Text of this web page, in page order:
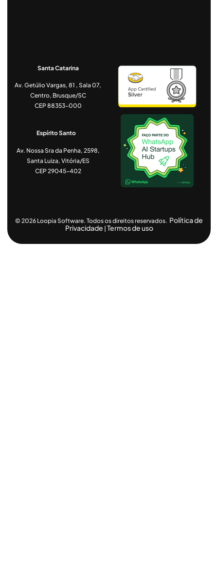
Santa Catarina
Av. Getúlio Vargas, 81 , Sala 07,
Centro, Brusque/SC
CEP 88353-000
Espírito Santo
Av. Nossa Sra da Penha, 2598,
Santa Luiza, Vitória/ES
CEP 29045-402
© 2026 Loopia Software. Todos os direitos reservados. Política de
Privacidade Termos de uso